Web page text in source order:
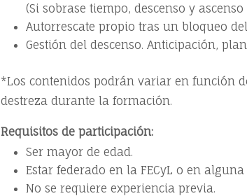
(Si sobrase tiempo, descenso y
Autorrescate propio tras un bloqueo
Gestión del descenso. Anticipación,
*Los contenidos podrán variar en función
destreza durante la formación.
Requisitos de participación:
Ser mayor de edad.
Estar federado en la FECyL o en
No se requiere experiencia previa.